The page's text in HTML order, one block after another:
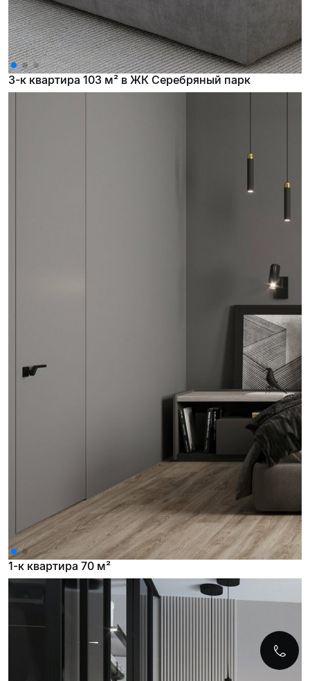
3-к квартира 103 м² в ЖК Серебряный парк
1-к квартира 70 м²